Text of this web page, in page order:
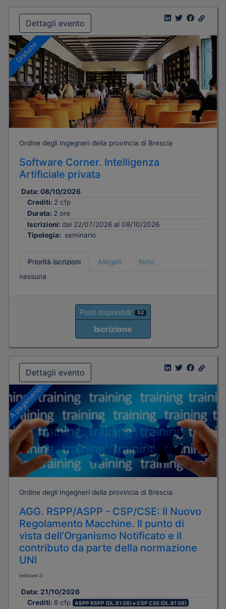
Dettagli evento
Gratuito
Ordine degli Ingegneri della provincia di Brescia
Software Corner. Intelligenza
Artificiale privata
Data: 08/10/2026
Crediti: 2 cfp
Durata: 2 ore
Iscrizioni: dal 22/07/2026 al 08/10/2026
Tipologia: seminario
Priorità iscrizioni Allegati
Note
nessuna
Posti disponibili: 52
Iscrizione
Dettagli evento
A pagamento
Ordine degli Ingegneri della provincia di Brescia
AGG. RSPP/ASPP - CSP/CSE: Il Nuovo
Regolamento Macchine. Il punto di
vista dell’Organismo Notificato e il
contributo da parte della normazione
UNI
(edizione 3)
Data: 21/10/2026
Crediti: 8 cfp ASPP RSPP (DL.81 08) e CSP CSE (DL.81 08)